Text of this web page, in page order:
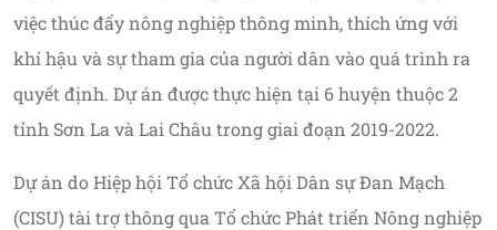
việc thúc đẩy nông nghiệp thông minh, thích ứng với
khí hậu và sự tham gia của người dân vào quá trình ra
quyết định. Dự án được thực hiện tại 6 huyện thuộc 2
tỉnh Sơn La và Lai Châu trong giai đoạn 2019-2022.
Dự án do Hiệp hội Tổ chức Xã hội Dân sự Đan Mạch
(CISU) tài trợ thông qua Tổ chức Phát triển Nông nghiệp